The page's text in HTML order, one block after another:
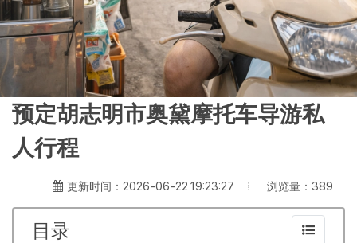
预定胡志明市奥黛摩托车导游私
人行程
更新时间：2026-06-22 19:23:27 浏览量：389
目录